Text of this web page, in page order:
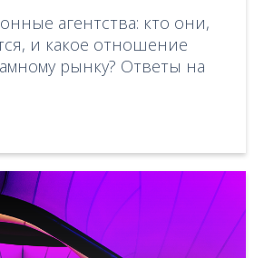
агентства: кто они,
и какое отношение
рынку? Ответы на